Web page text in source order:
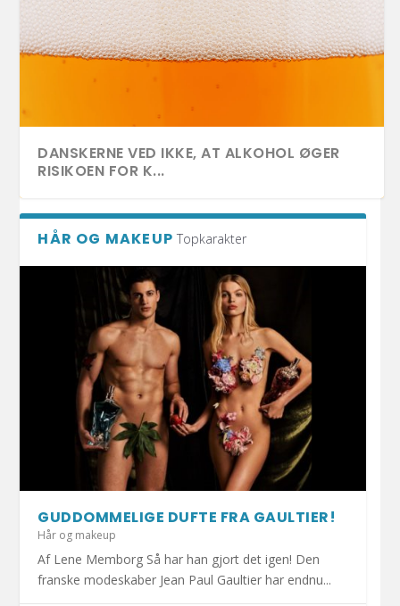
DANSKERNE VED IKKE, AT ALKOHOL ØGER
RISIKOEN FOR K...
HOLD DIT JULEHJERTE SUNDT I DECEMBER!
1.000 KRAMMEBAMSER PÅ VEJ TIL INDLAGTE
BØRN I ESBJ...
MERE END HALVDELEN AF DANSKERNE HAR
KATTEN MED I S...
DET ER SÆSON FOR DÅRLIG MAVE: UNDGÅ
AT BLIVE SYG A...
DIY: TRE FLISEPROJEKTER TIL DIN
SOMMERFERIE!
HÅR OG MAKEUP Topkarakter
GUDDOMMELIGE DUFTE FRA GAULTIER!
Hår og makeup
Af Lene Memborg Så har han gjort det igen! Den
franske modeskaber Jean Paul Gaultier har endnu...